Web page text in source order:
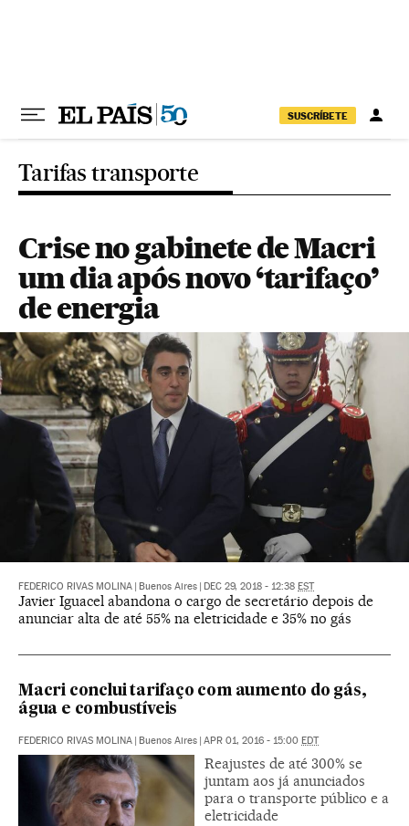
SUSCRÍBETE
Tarifas transporte
Crise no gabinete de Macri
um dia após novo ‘tarifaço’
de energia
FEDERICO RIVAS MOLINA Buenos Aires DEC 29, 2018 - 12:38 EST
Javier Iguacel abandona o cargo de secretário depois de
anunciar alta de até 55% na eletricidade e 35% no gás
Macri conclui tarifaço com aumento do gás,
água e combustíveis
FEDERICO RIVAS MOLINA Buenos Aires APR 01, 2016 - 15:00 EDT
Reajustes de até 300% se
juntam aos já anunciados
para o transporte público e a
eletricidade